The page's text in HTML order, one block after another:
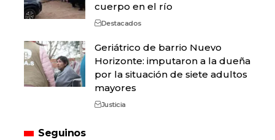
cuerpo en el río
Destacados
Geriátrico de barrio Nuevo
Horizonte: imputaron a la dueña
por la situación de siete adultos
mayores
Justicia
Seguinos